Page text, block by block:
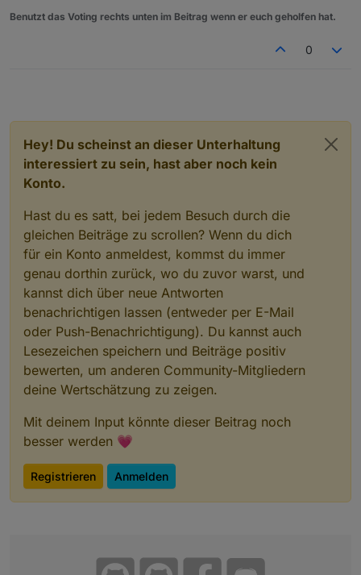
Benutzt das Voting rechts unten im Beitrag wenn er euch geholfen hat.
0
Hey! Du scheinst an dieser Unterhaltung
interessiert zu sein, hast aber noch kein
Konto.
Hast du es satt, bei jedem Besuch durch die
gleichen Beiträge zu scrollen? Wenn du dich
für ein Konto anmeldest, kommst du immer
genau dorthin zurück, wo du zuvor warst, und
kannst dich über neue Antworten
benachrichtigen lassen (entweder per E-Mail
oder Push-Benachrichtigung). Du kannst auch
Lesezeichen speichern und Beiträge positiv
bewerten, um anderen Community-Mitgliedern
deine Wertschätzung zu zeigen.
Mit deinem Input könnte dieser Beitrag noch
besser werden 💗
Registrieren Anmelden